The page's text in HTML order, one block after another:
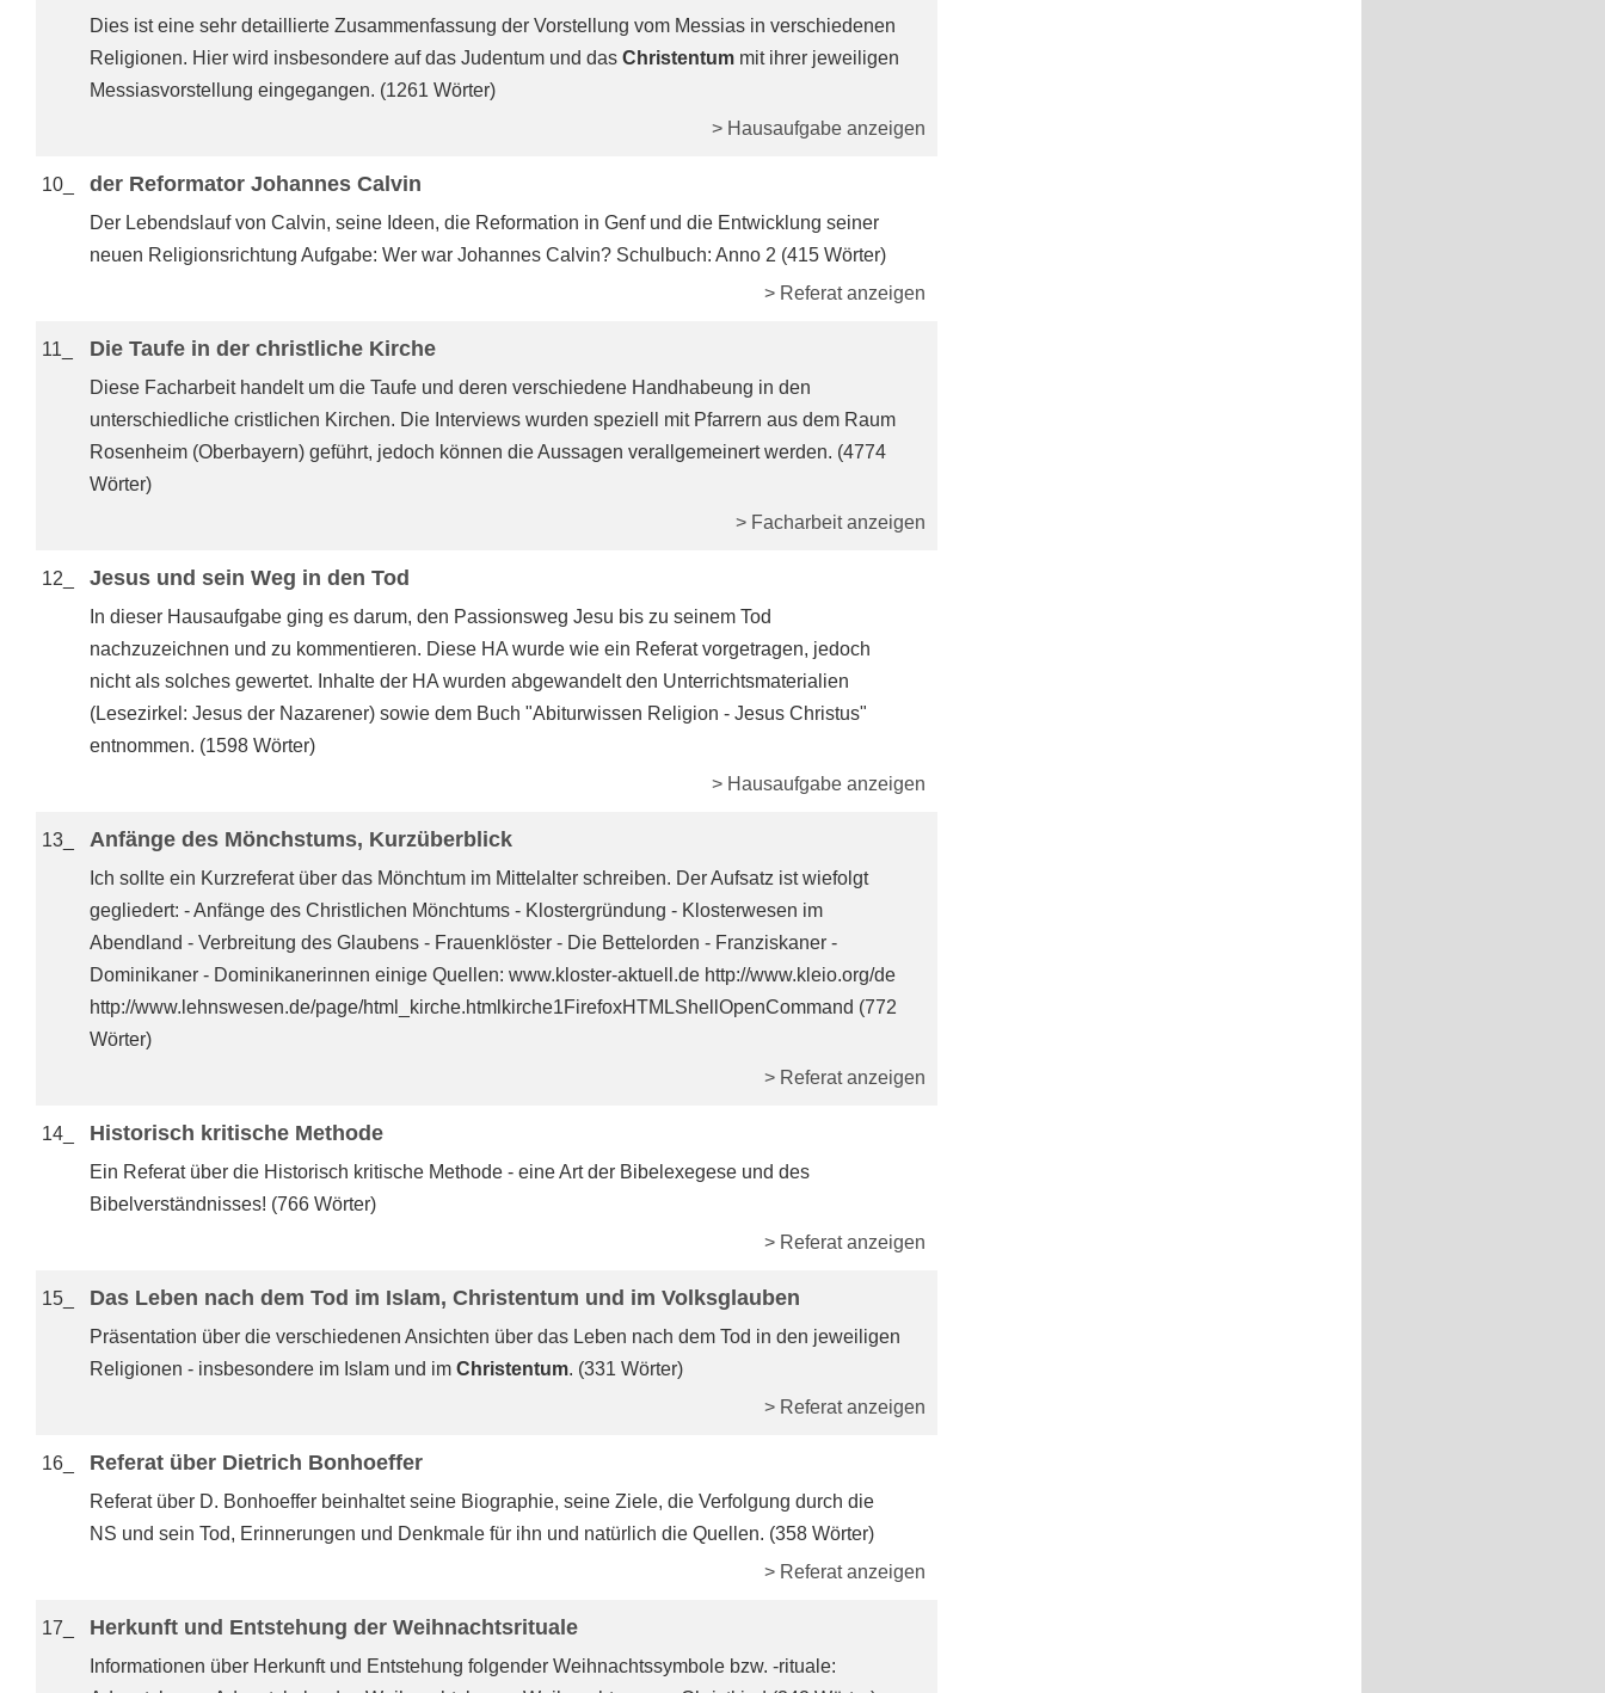
Dies ist eine sehr detaillierte Zusammenfassung der Vorstellung vom Messias in verschiedenen
Religionen. Hier wird insbesondere auf das Judentum und das Christentum mit ihrer jeweiligen
Messiasvorstellung eingegangen. (1261 Wörter)
> Hausaufgabe anzeigen
10_ der Reformator Johannes Calvin
Der Lebendslauf von Calvin, seine Ideen, die Reformation in Genf und die Entwicklung seiner
neuen Religionsrichtung Aufgabe: Wer war Johannes Calvin? Schulbuch: Anno 2 (415 Wörter)
> Referat anzeigen
11_ Die Taufe in der christliche Kirche
Diese Facharbeit handelt um die Taufe und deren verschiedene Handhabeung in den
unterschiedliche cristlichen Kirchen. Die Interviews wurden speziell mit Pfarrern aus dem Raum
Rosenheim (Oberbayern) geführt, jedoch können die Aussagen verallgemeinert werden. (4774
Wörter)
> Facharbeit anzeigen
12_ Jesus und sein Weg in den Tod
In dieser Hausaufgabe ging es darum, den Passionsweg Jesu bis zu seinem Tod
nachzuzeichnen und zu kommentieren. Diese HA wurde wie ein Referat vorgetragen, jedoch
nicht als solches gewertet. Inhalte der HA wurden abgewandelt den Unterrichtsmaterialien
(Lesezirkel: Jesus der Nazarener) sowie dem Buch "Abiturwissen Religion - Jesus Christus"
entnommen. (1598 Wörter)
> Hausaufgabe anzeigen
13_ Anfänge des Mönchstums, Kurzüberblick
Ich sollte ein Kurzreferat über das Mönchtum im Mittelalter schreiben. Der Aufsatz ist wiefolgt
gegliedert: - Anfänge des Christlichen Mönchtums - Klostergründung - Klosterwesen im
Abendland - Verbreitung des Glaubens - Frauenklöster - Die Bettelorden - Franziskaner -
Dominikaner - Dominikanerinnen einige Quellen: www.kloster-aktuell.de http://www.kleio.org/de
http://www.lehnswesen.de/page/html_kirche.htmlkirche1FirefoxHTMLShellOpenCommand (772
Wörter)
> Referat anzeigen
14_ Historisch kritische Methode
Ein Referat über die Historisch kritische Methode - eine Art der Bibelexegese und des
Bibelverständnisses! (766 Wörter)
> Referat anzeigen
15_ Das Leben nach dem Tod im Islam, Christentum und im Volksglauben
Präsentation über die verschiedenen Ansichten über das Leben nach dem Tod in den jeweiligen
Religionen - insbesondere im Islam und im Christentum. (331 Wörter)
> Referat anzeigen
16_ Referat über Dietrich Bonhoeffer
Referat über D. Bonhoeffer beinhaltet seine Biographie, seine Ziele, die Verfolgung durch die
NS und sein Tod, Erinnerungen und Denkmale für ihn und natürlich die Quellen. (358 Wörter)
> Referat anzeigen
17_ Herkunft und Entstehung der Weihnachtsrituale
Informationen über Herkunft und Entstehung folgender Weihnachtssymbole bzw. -rituale: